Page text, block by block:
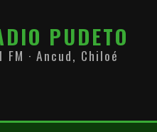
PUDETO
FM · Ancud, Chiloé